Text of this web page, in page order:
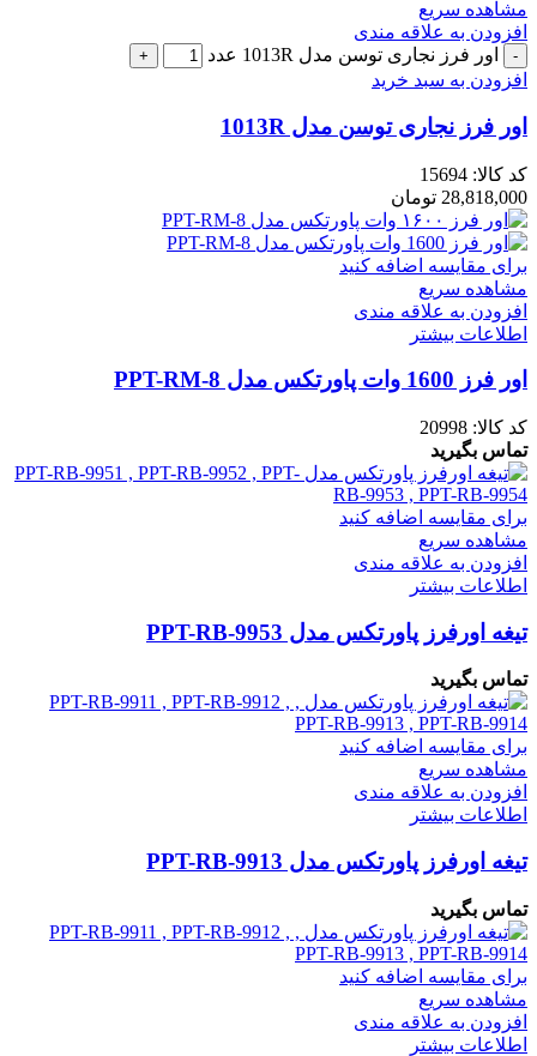
مشاهده سریع
افزودن به علاقه مندی
اور فرز نجاری توسن مدل 1013R عدد
افزودن به سبد خرید
اور فرز نجاری توسن مدل 1013R
کد کالا: 15694
28,818,000 تومان
برای مقایسه اضافه کنید
مشاهده سریع
افزودن به علاقه مندی
اطلاعات بیشتر
اور فرز 1600 وات پاورتکس مدل PPT-RM-8
کد کالا: 20998
تماس بگیرید
برای مقایسه اضافه کنید
مشاهده سریع
افزودن به علاقه مندی
اطلاعات بیشتر
تیغه اورفرز پاورتکس مدل PPT-RB-9953
تماس بگیرید
برای مقایسه اضافه کنید
مشاهده سریع
افزودن به علاقه مندی
اطلاعات بیشتر
تیغه اورفرز پاورتکس مدل PPT-RB-9913
تماس بگیرید
برای مقایسه اضافه کنید
مشاهده سریع
افزودن به علاقه مندی
اطلاعات بیشتر